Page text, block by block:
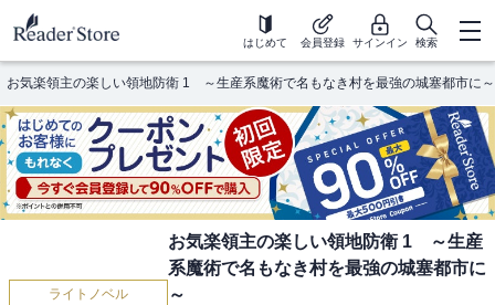
はじめて 会員登録 サインイン 検索
お気楽領主の楽しい領地防衛 1 ～生産系魔術で名もなき村を最強の城塞都市に～
ライトノベル
お気楽領主の楽しい領地防衛 1 ～生産
系魔術で名もなき村を最強の城塞都市に
～